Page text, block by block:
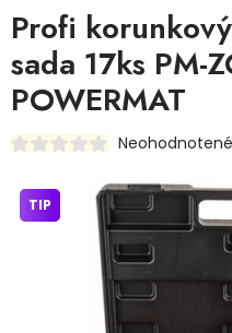
Stavba, dom
Dielňa
Príslušenstvo pre
Vybavenie a hračky
Domácnosť
Profi
sada 17ks PM-
POWERMAT
Neohodnotené
TIP